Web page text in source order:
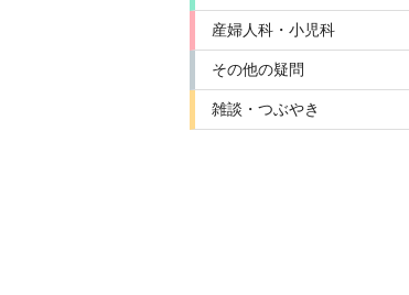
産婦人科・小児科
その他の疑問
雑談・つぶやき